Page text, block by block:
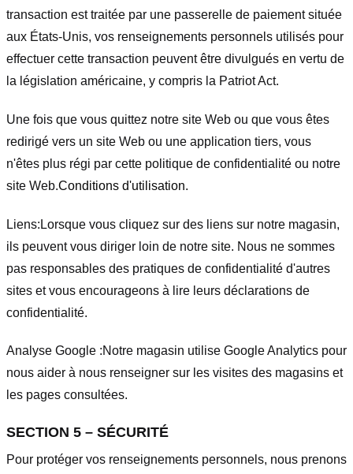
transaction est traitée par une passerelle de paiement située
aux États-Unis, vos renseignements personnels utilisés pour
effectuer cette transaction peuvent être divulgués en vertu de
la législation américaine, y compris la Patriot Act.
Une fois que vous quittez notre site Web ou que vous êtes
redirigé vers un site Web ou une application tiers, vous
n'êtes plus régi par cette politique de confidentialité ou notre
site Web.Conditions d'utilisation.
Liens: Lorsque vous cliquez sur des liens sur notre magasin,
ils peuvent vous diriger loin de notre site. Nous ne sommes
pas responsables des pratiques de confidentialité d'autres
sites et vous encourageons à lire leurs déclarations de
confidentialité.
Analyse Google :Notre magasin utilise Google Analytics pour
nous aider à nous renseigner sur les visites des magasins et
les pages consultées.
SECTION 5 – SÉCURITÉ
Pour protéger vos renseignements personnels, nous prenons